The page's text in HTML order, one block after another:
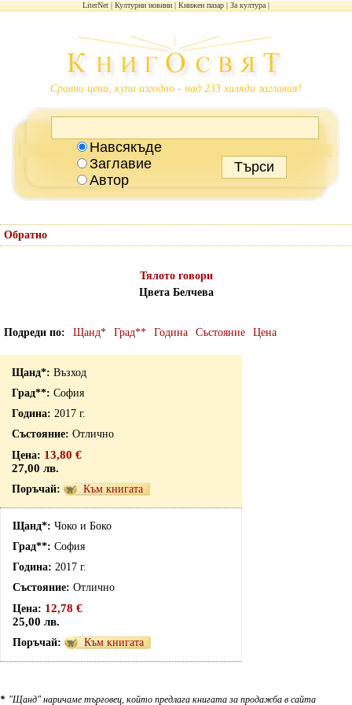
LiterNet Културни новини Книжен пазар За култура
Сравни цени, купи изгодно - над 233 хиляди заглавия!
Навсякъде
Заглавие
Автор
Обратно
Тялото говори
Цвета Белчева
Подреди по Щанд* Град** Година Състояние Цена
Възход
София
2017 г.
Отлично
13,80 €
27,00 лв.
Към книгата
Чоко и Боко
София
2017 г.
Отлично
12,78 €
25,00 лв.
Към книгата
* "Щанд" наричаме търговец, който предлага книгата за продажба в сайта